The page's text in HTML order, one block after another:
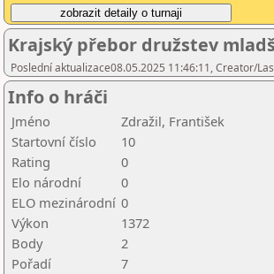
Krajský přebor družstev
Poslední aktualizace08.05.2025 11:46:11, Creator/
Info o hráči
Jméno
Zdražil, František
Startovní číslo
10
Rating
0
Elo národní
0
ELO mezinárodní 0
Výkon
1372
Body
2
Pořadí
7